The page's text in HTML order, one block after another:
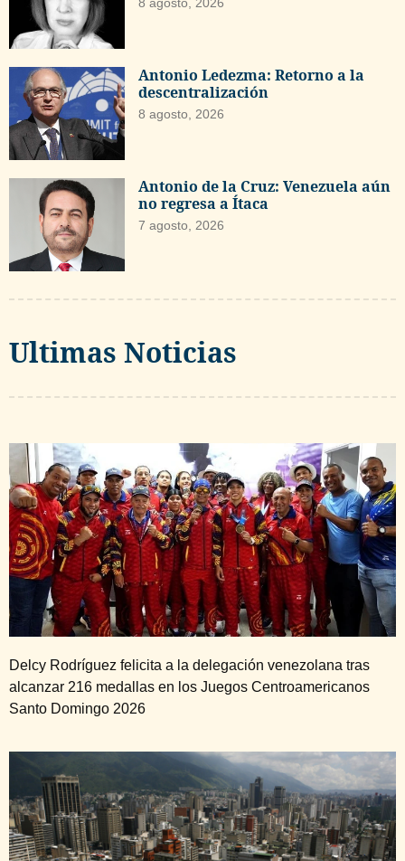
8 agosto, 2026
Antonio Ledezma: Retorno a la
descentralización
8 agosto, 2026
Antonio de la Cruz: Venezuela aún
no regresa a Ítaca
7 agosto, 2026
Ultimas Noticias
Delcy Rodríguez felicita a la delegación venezolana tras
alcanzar 216 medallas en los Juegos Centroamericanos
Santo Domingo 2026